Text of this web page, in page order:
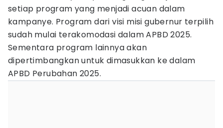
setiap program yang menjadi acuan dalam
kampanye. Program dari visi misi gubernur terpilih
sudah mulai terakomodasi dalam APBD 2025.
Sementara program lainnya akan
dipertimbangkan untuk dimasukkan ke dalam
APBD Perubahan 2025.